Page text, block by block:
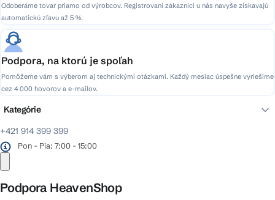
Odoberáme tovar priamo od výrobcov. Registrovaní zákazníci u nás navyše získavajú
automatickú zľavu až 5 %.
Podpora, na ktorú je spoľah
Pomôžeme vám s výberom aj technickými otázkami. Každý mesiac úspešne vyriešime
cez 4 000 hovorov a e-mailov.
+421 914 399 399
Pon - Pia: 7:00 - 15:00
Podpora HeavenShop
Kategórie